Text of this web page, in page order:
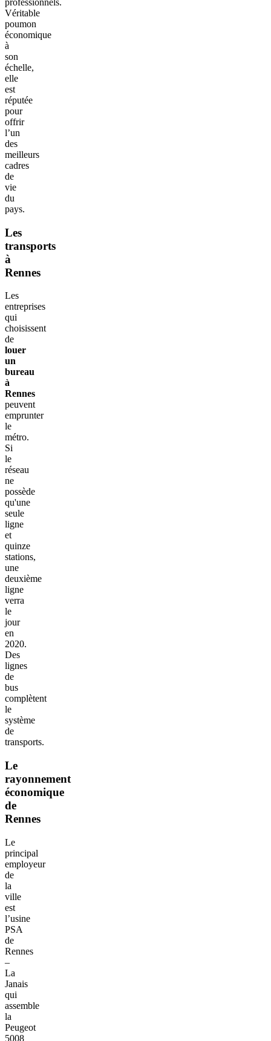
professionnels.
Véritable
poumon
économique
à
son
échelle,
elle
est
réputée
pour
offrir
l’un
des
meilleurs
cadres
de
vie
du
pays.
Les
transports
à
Rennes
Les
entreprises
qui
choisissent
de
louer
un
bureau
à
Rennes
peuvent
emprunter
le
métro.
Si
le
réseau
ne
possède
qu'une
seule
ligne
et
quinze
stations,
une
deuxième
ligne
verra
le
jour
en
2020.
Des
lignes
de
bus
complètent
le
système
de
transports.
Le
rayonnement
économique
de
Rennes
Le
principal
employeur
de
la
ville
est
l’usine
PSA
de
Rennes
–
La
Janais
qui
assemble
la
Peugeot
5008